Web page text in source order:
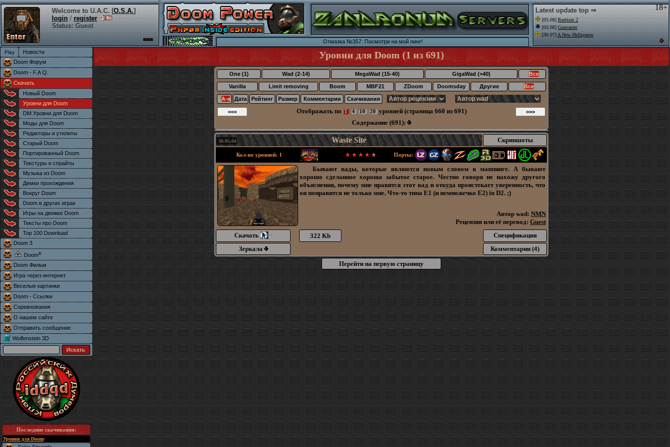
18+
Welcome to U.A.C. [O.S.A.]
login / register
Status: Guest
Latest update top ⇒
[03.08] Reelism 2
[03.08] Guncaster
[30.07] A New Hellspawn
Отмазка №357: Посмотри на мой пинг!
Новости
Doom Форум
Doom - F.A.Q.
Скачать
Новый Doom
Уровни для Doom
DM Уровни для Doom
Моды для Doom
Редакторы и утилиты
Старый Doom
Портированный Doom
Текстуры и спрайты
Музыка из Doom
Демки прохождения
Вокруг Doom
Doom в других играх
Игры на движке Doom
Тексты про Doom
Top 100 Download
Doom 3
Doom®
Doom Фильм
Игра через интернет
Веселые картинки
Doom - Ссылки
Соревнования
О нашем сайте
Отправить сообщение
Wolfenstein 3D
Последние скачивания:
Уровни для Doom:
Уровни для Doom (1 из 691)
One (1) Wad (2-14) MegaWad (15-40) GigaWad (>40) Все
Vanilla Limit removing Boom MBF21 ZDoom Doomsday Другие Все
А-я Дата Рейтинг Размер Комментарии Скачивания
Отображать по 1 4 10 20уровней (страница 660 из 691)
Содержание (691):
30.05.04 Waste Site Скриншоты
Кол-во уровней: 1 Порты:
Бывают вады, которые являются новым словом в маппинге. А бывают
хорошо сделанное хорошо забытое старое. Честно говоря не нахожу другого
объяснения, почему мне нравится этот вад и откуда проистекает уверенность, что
он понравится не только мне. Что-то типа Е1 (и немножечко Е2) in D2. ;)
Автор wad: NMN
Рецензия или её перевод: Guest
Скачать
* 322 Kb
Спецификация
Зеркала
Комментарии (4)